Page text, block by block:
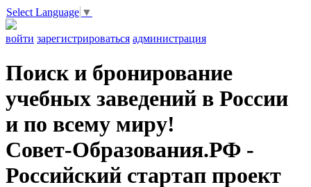
Select Language ▼
войти зарегистрироваться администрация
Поиск и бронирование
учебных заведений в России
и по всему миру!
Совет-Образования.РФ -
Российский стартап проект